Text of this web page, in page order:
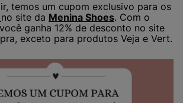
temos um cupom exclusivo para os
no site da Menina Shoes. Com o
ganha 12% de desconto no site
exceto para produtos Veja e Vert.